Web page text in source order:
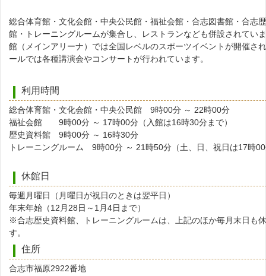
総合体育館・文化会館・中央公民館・福祉会館・合志図書館・合志
館・トレーニングルームが集合し、レストランなども併設されてい
館（メインアリーナ）では全国レベルのスポーツイベントが開催さ
ールでは各種講演会やコンサートが行われています。
利用時間
総合体育館・文化会館・中央公民館 9時00分 ～ 22時00分
福祉会館 9時00分 ～ 17時00分（入館は16時30分まで）
歴史資料館 9時00分 ～ 16時30分
トレーニングルーム 9時00分 ～ 21時50分（土、日、祝日は17時
休館日
毎週月曜日（月曜日が祝日のときは翌平日）
年末年始（12月28日～1月4日まで）
※合志歴史資料館、トレーニングルームは、上記のほか毎月末日も
す。
住所
合志市福原2922番地